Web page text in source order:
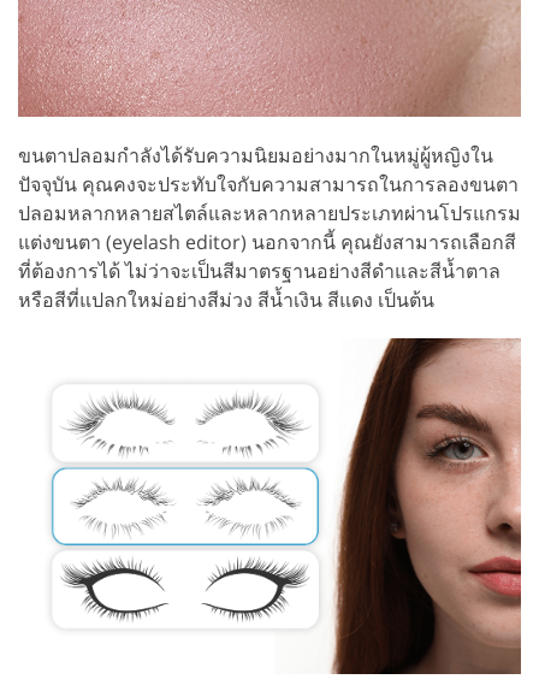
ขนตาปลอมกำลังได้รับความนิยมอย่างมากในหมู่ผู้หญิงใน
ปัจจุบัน คุณคงจะประทับใจกับความสามารถในการลองขนตา
ปลอมหลากหลายสไตล์และหลากหลายประเภทผ่านโปรแกรม
แต่งขนตา (eyelash editor) นอกจากนี้ คุณยังสามารถเลือกสี
ที่ต้องการได้ ไม่ว่าจะเป็นสีมาตรฐานอย่างสีดำและสีน้ำตาล
หรือสีที่แปลกใหม่อย่างสีม่วง สีน้ำเงิน สีแดง เป็นต้น